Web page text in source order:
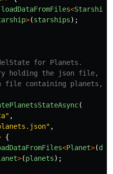
loadDataFromFiles<Starship
>(starships);
for Planets.
holding the json file,
file containing planets,
(
" ,
" ,
{
<Planet>(
>(planets);